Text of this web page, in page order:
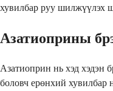
хувилбар руу шилжүүлэх
Азатиоприны
Азатиоприн нь хэд хэдэн
боловч ерөнхий хувилбар